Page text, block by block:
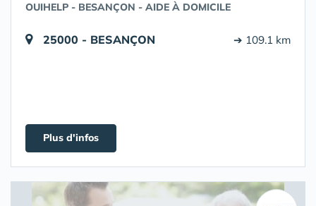
OUIHELP - BESANÇON - AIDE À DOMICILE
25000 - BESANÇON ➔ 109.1 km
Plus d'infos